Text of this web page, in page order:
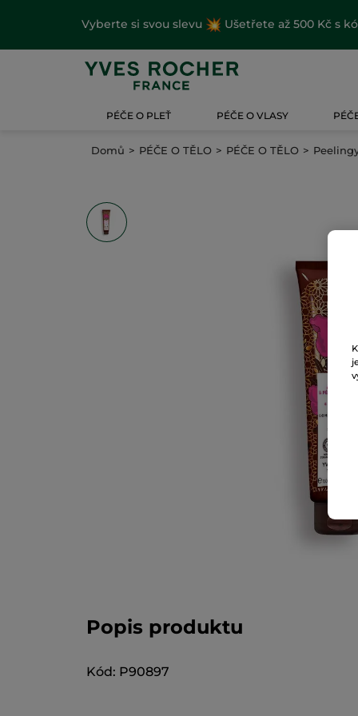
Vyberte si svou slevu Ušetřete až 500 Kč s
PÉČE O PLEŤ PÉČE O VLASY
Domů PÉČE O TĚLO PÉČE O TĚLO
Popis produktu
Kód: P90897